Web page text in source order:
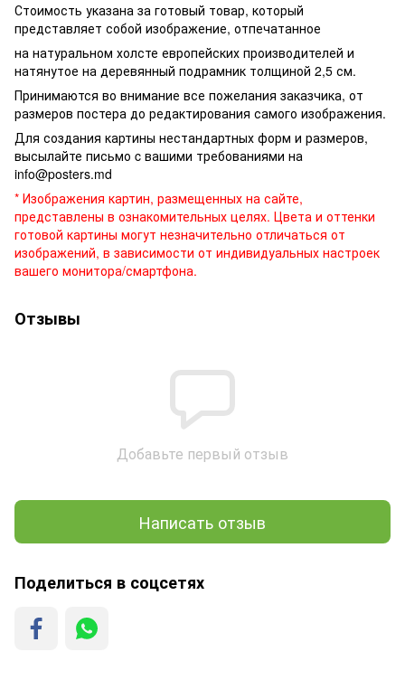
Стоимость указана за готовый товар, который
представляет собой изображение, отпечатанное
на натуральном холсте европейских производителей и
натянутое на деревянный подрамник толщиной 2,5 см.
Принимаются во внимание все пожелания заказчика, от
размеров постера до редактирования самого изображения.
Для создания картины нестандартных форм и размеров,
высылайте письмо c вашими требованиями на
info@posters.md
* Изображения картин, размещенных на сайте,
представлены в ознакомительных целях. Цвета и оттенки
готовой картины могут незначительно отличаться от
изображений, в зависимости от индивидуальных настроек
вашего монитора/смартфона.
Отзывы
Добавьте первый отзыв
Написать отзыв
Поделиться в соцсетях